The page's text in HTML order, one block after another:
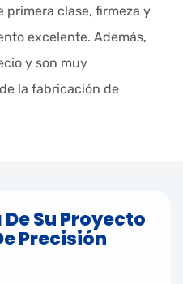
primera clase, firmeza y
excelente. Además,
y son muy
la fabricación de
Su Proyecto
Precisión